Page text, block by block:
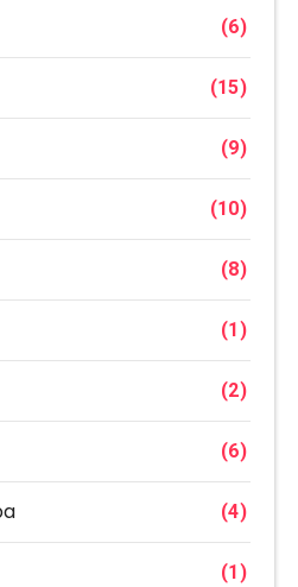
(6)
(15)
(9)
(10)
(8)
(1)
(2)
(6)
(4)
(1)